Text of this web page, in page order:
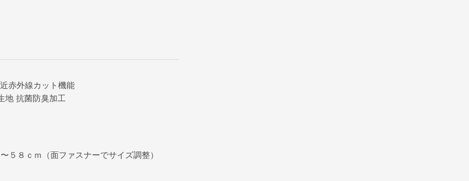
赤外線カット機能
地 抗菌防臭加工
５８ｃｍ（面ファスナーでサイズ調整）